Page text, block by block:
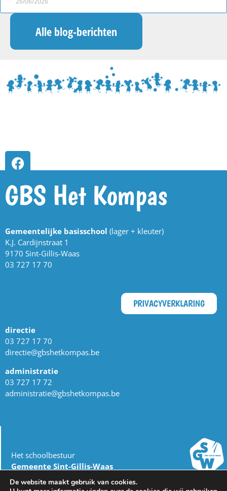
Alle blog-berichten
GBS Het Kompas
Gemeentelijke basisschool (lager + kleuter)
K.J. Cardijnstraat 1
9170 Sint-Gillis-Waas
03 727 17 70
PRIVACYVERKLARING
directie
03 727 17 70
directie@gbshetkompas.be
administratie
03 727 17 72
administratie@gbshetkompas.be
Het schoolbestuur
Gemeente Sint-Gillis-Waas
dienst Onderwijs
Burgemeester Omer De Meyplein 1
De website maakt gebruik van cookies.